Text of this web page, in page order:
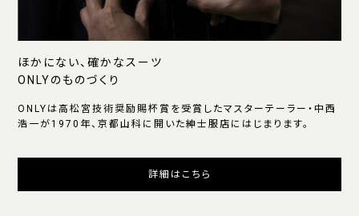
ほかにない、確かなスーツ
ONLYのものづくり
ONLYは高松宮技術奨励賜杯賞を受賞したマスターテーラー・中西
浩一が1970年、京都山科に開いた紳士服店にはじまります。
詳細はこちら